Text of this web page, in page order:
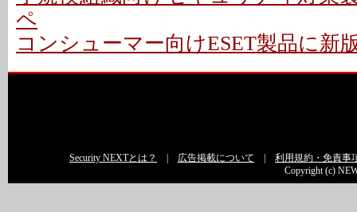
ペ
コンシューマー向けESET製品に新
Security NEXTとは？ 広告掲載について
利用規約・免責事
Copyright (c)